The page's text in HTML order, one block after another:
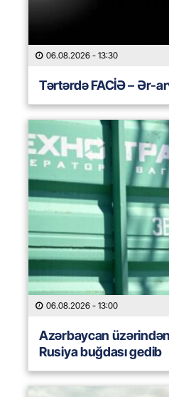
06.08.2026 - 13:30
Tərtərdə FACİƏ – Ər-
06.08.2026 - 13:00
Azərbaycan
Rusiya buğdası gedib